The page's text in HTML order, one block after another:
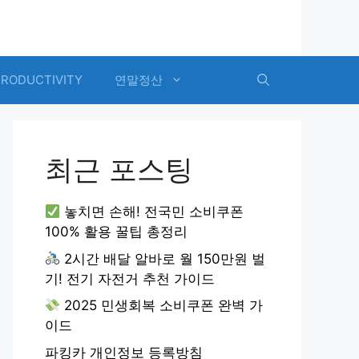
연말정산
최근 포스팅
놓치면 손해! 전국민 소비쿠폰
100% 활용 꿀팁 총정리
2시간 배달 알바로 월 150만원 벌
기! 전기 자전거 추천 가이드
2025 민생회복 소비쿠폰 완벽 가
이드
파킹카 개인정보 등록방침